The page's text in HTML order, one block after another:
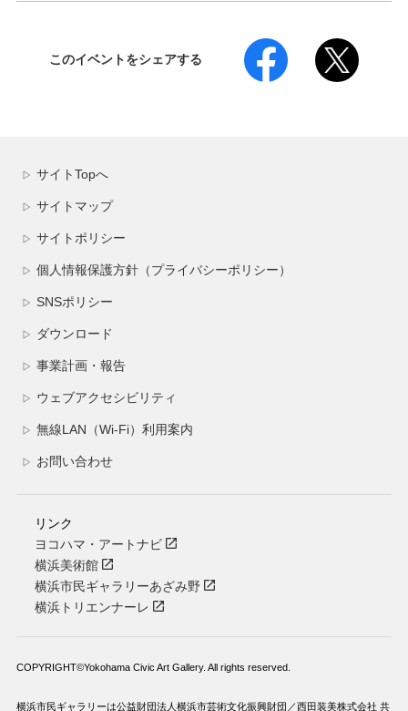
このイベントをシェアする
▷ サイトTopへ
▷ サイトマップ
▷ サイトポリシー
▷ 個人情報保護方針（プライバシーポリシー）
▷ SNSポリシー
▷ ダウンロード
▷ 事業計画・報告
▷ ウェブアクセシビリティ
▷ 無線LAN（Wi-Fi）利用案内
▷ お問い合わせ
リンク
ヨコハマ・アートナビ
横浜美術館
横浜市民ギャラリーあざみ野
横浜トリエンナーレ
COPYRIGHT©Yokohama Civic Art Gallery. All rights reserved.
横浜市民ギャラリーは公益財団法人横浜市芸術文化振興財団／西田装美株式会社 共